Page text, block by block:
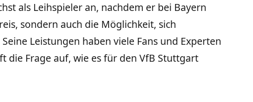
als Leihspieler an, nachdem er bei Bayern
sondern auch die Möglichkeit, sich
Leistungen haben viele Fans und Experten
die Frage auf, wie es für den VfB Stuttgart